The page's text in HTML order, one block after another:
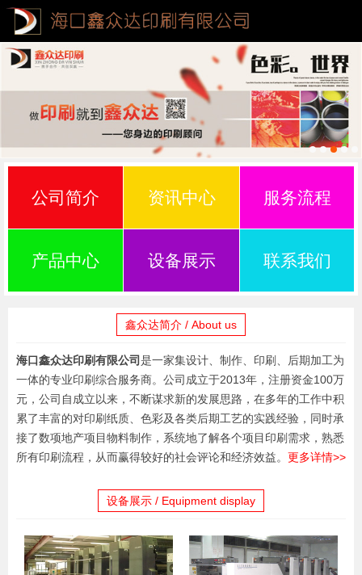
公司简介 资讯中心 服务流程
产品中心 设备展示 联系我们
鑫众达简介 / About us
海口鑫众达印刷有限公司是一家集设计、制作、印刷、后期加工为
一体的专业印刷综合服务商。公司成立于2013年，注册资金100万
元，公司自成立以来，不断谋求新的发展思路，在多年的工作中积
累了丰富的对印刷纸质、色彩及各类后期工艺的实践经验，同时承
接了数项地产项目物料制作，系统地了解各个项目印刷需求，熟悉
所有印刷流程，从而赢得较好的社会评论和经济效益。 更多详情>>
设备展示 / Equipment display